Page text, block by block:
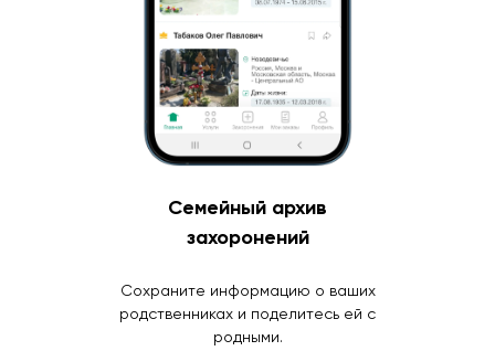
Семейный архив
захоронений
Сохраните информацию о ваших
родственниках и поделитесь ей с
родными.